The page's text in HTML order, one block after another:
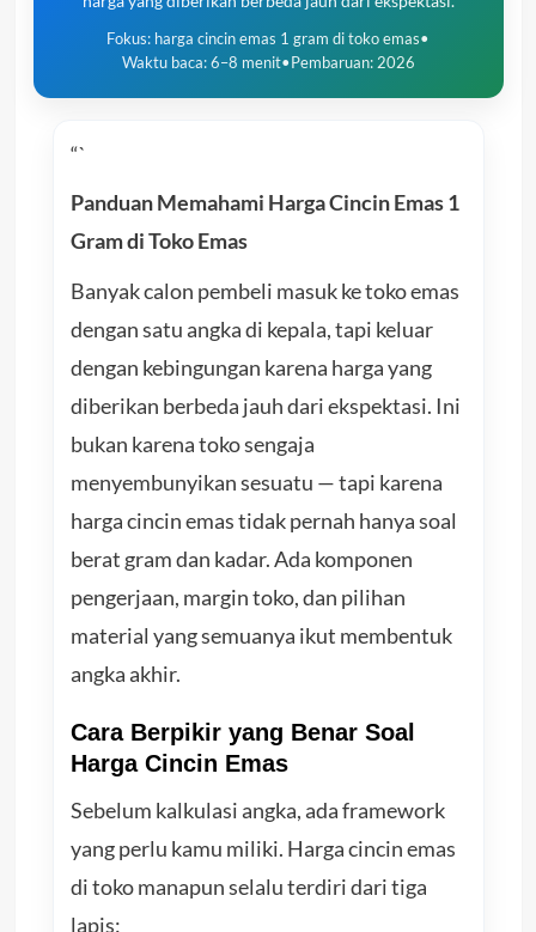
Fokus: harga cincin emas 1 gram di toko emas•
Waktu baca: 6–8 menit•Pembaruan: 2026
“`
Panduan Memahami Harga Cincin Emas 1
Gram di Toko Emas
Banyak calon pembeli masuk ke toko emas
dengan satu angka di kepala, tapi keluar
dengan kebingungan karena harga yang
diberikan berbeda jauh dari ekspektasi. Ini
bukan karena toko sengaja
menyembunyikan sesuatu — tapi karena
harga cincin emas tidak pernah hanya soal
berat gram dan kadar. Ada komponen
pengerjaan, margin toko, dan pilihan
material yang semuanya ikut membentuk
angka akhir.
Cara Berpikir yang Benar Soal
Harga Cincin Emas
Sebelum kalkulasi angka, ada framework
yang perlu kamu miliki. Harga cincin emas
di toko manapun selalu terdiri dari tiga
lapis: